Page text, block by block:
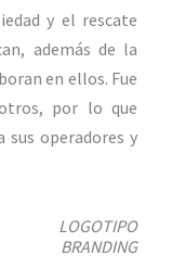
y el rescate
además de la
en ellos. Fue
por lo que
sus operadores y
LOGOTIPO
BRANDING